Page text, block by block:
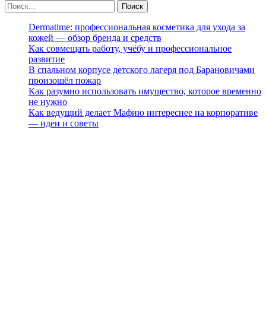
Dermatime: профессиональная косметика для ухода за
кожей — обзор бренда и средств
Как совмещать работу, учёбу и профессиональное
развитие
В спальном корпусе детского лагеря под Барановичами
произошёл пожар
Как разумно использовать имущество, которое временно
не нужно
Как ведущий делает Мафию интереснее на корпоративе
— идеи и советы